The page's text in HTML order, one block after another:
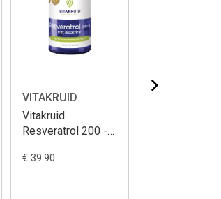
VITAKRUID
Vitakruid
Resveratrol 200 -
€ 39.90